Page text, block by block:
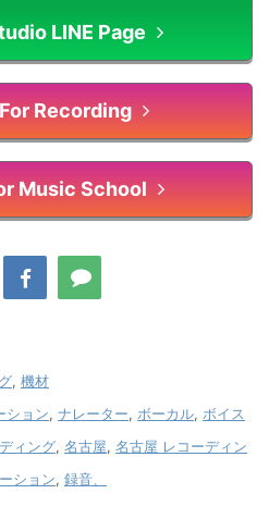
LINE Page
Recording
Music School
, 機材
ション, ナレーター, ボーカル, ボイス
ィング, 名古屋, 名古屋 レコーディン
ション, 録音、